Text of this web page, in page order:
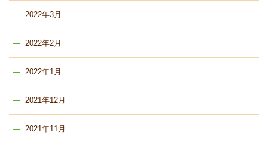
2022年3月
2022年2月
2022年1月
2021年12月
2021年11月